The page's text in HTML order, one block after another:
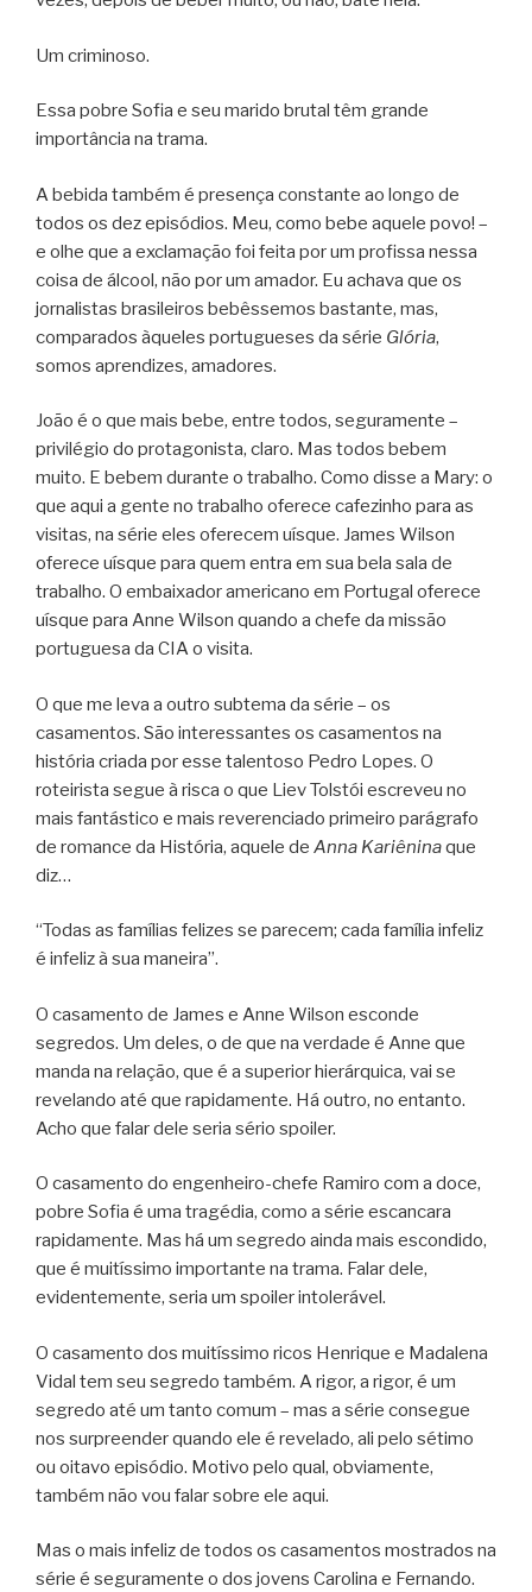
Um criminoso.
Essa pobre Sofia e seu marido brutal têm grande
importância na trama.
A bebida também é presença constante ao longo de
todos os dez episódios. Meu, como bebe aquele povo! –
e olhe que a exclamação foi feita por um profissa nessa
coisa de álcool, não por um amador. Eu achava que os
jornalistas brasileiros bebêssemos bastante, mas,
comparados àqueles portugueses da série Glória,
somos aprendizes, amadores.
João é o que mais bebe, entre todos, seguramente –
privilégio do protagonista, claro. Mas todos bebem
muito. E bebem durante o trabalho. Como disse a Mary: o
que aqui a gente no trabalho oferece cafezinho para as
visitas, na série eles oferecem uísque. James Wilson
oferece uísque para quem entra em sua bela sala de
trabalho. O embaixador americano em Portugal oferece
uísque para Anne Wilson quando a chefe da missão
portuguesa da CIA o visita.
O que me leva a outro subtema da série – os
casamentos. São interessantes os casamentos na
história criada por esse talentoso Pedro Lopes. O
roteirista segue à risca o que Liev Tolstói escreveu no
mais fantástico e mais reverenciado primeiro parágrafo
de romance da História, aquele de Anna Kariêninaque
diz…
“Todas as famílias felizes se parecem; cada família infeliz
é infeliz à sua maneira”.
O casamento de James e Anne Wilson esconde
segredos. Um deles, o de que na verdade é Anne que
manda na relação, que é a superior hierárquica, vai se
revelando até que rapidamente. Há outro, no entanto.
Acho que falar dele seria sério spoiler.
O casamento do engenheiro-chefe Ramiro com a doce,
pobre Sofia é uma tragédia, como a série escancara
rapidamente. Mas há um segredo ainda mais escondido,
que é muitíssimo importante na trama. Falar dele,
evidentemente, seria um spoiler intolerável.
O casamento dos muitíssimo ricos Henrique e Madalena
Vidal tem seu segredo também. A rigor, a rigor, é um
segredo até um tanto comum – mas a série consegue
nos surpreender quando ele é revelado, ali pelo sétimo
ou oitavo episódio. Motivo pelo qual, obviamente,
também não vou falar sobre ele aqui.
Mas o mais infeliz de todos os casamentos mostrados na
série é seguramente o dos jovens Carolina e Fernando.